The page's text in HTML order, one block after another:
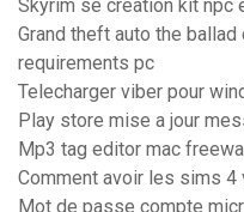
Skyrim se creation kit npc
Grand theft auto the
requirements pc
Telecharger viber pour
Play store mise a jour
Mp3 tag editor mac
Comment avoir les sims
Mot de passe compte